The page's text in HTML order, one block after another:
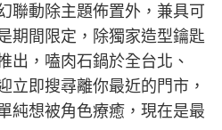
聯動除主題佈置外，兼具可
期間限定，除獨家造型鑰匙
出，嗑肉石鍋於全台北、
立即搜尋離你最近的門市，
純想被角色療癒，現在是最